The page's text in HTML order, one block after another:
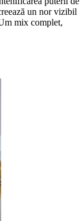
un nor vizibil
mix complet,